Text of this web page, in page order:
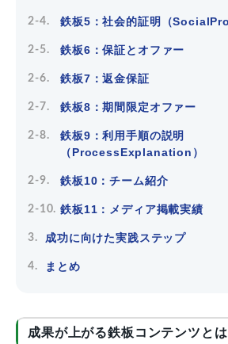
鉄板5：社会的証明（
鉄板6：保証とオファー
鉄板7：返金保証
鉄板8：期間限定オファー
鉄板9：利用手順の説明
（ProcessExplanation）
鉄板10：チーム紹介
鉄板11：メディア掲載実績
成功に向けた実践ステップ
まとめ
成果が上がる鉄板コンテンツとは